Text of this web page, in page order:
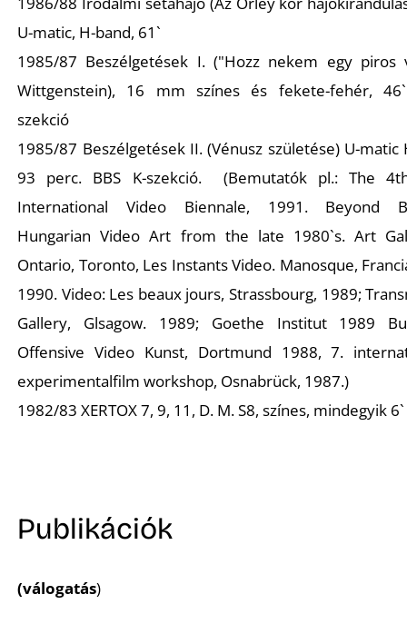
U-matic, H-band, 61`
1985/87 Beszélgetések I. ("Hozz nekem egy piros
Wittgenstein), 16 mm színes és fekete-fehér, 46`
szekció
1985/87 Beszélgetések II. (Vénusz születése) U-matic
93 perc. BBS K-szekció. (Bemutatók pl.: The
International Video Biennale, 1991. Beyond
Hungarian Video Art from the late 1980`s. Art
Ontario, Toronto, Les Instants Video. Manosque,
1990. Video: Les beaux jours, Strassbourg, 1989;
Gallery, Glsagow. 1989; Goethe Institut 1989
Offensive Video Kunst, Dortmund 1988, 7.
experimentalfilm workshop, Osnabrück, 1987.)
1982/83 XERTOX 7, 9, 11, D. M. S8, színes, mindegyik 6`
Publikációk
(válogatás)